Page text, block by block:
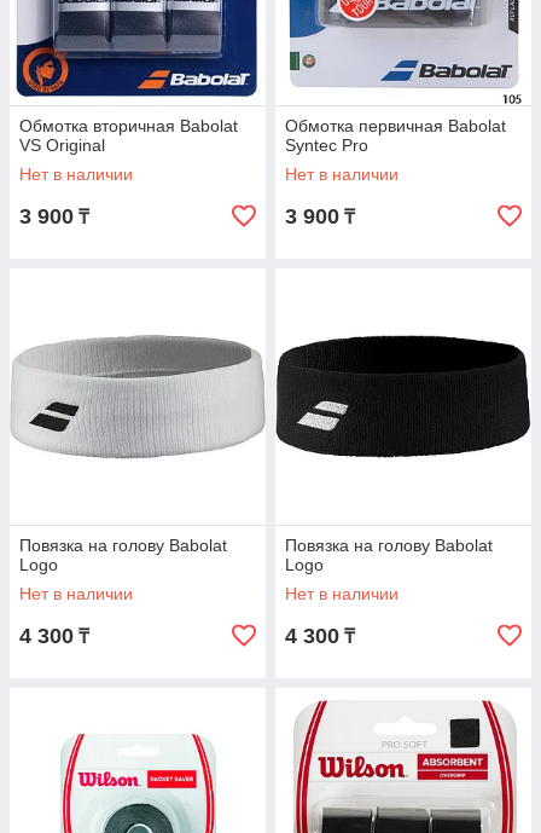
Обмотка вторичная Babolat
VS Original
Нет в наличии
3 900 ₸
Обмотка первичная Babolat
Syntec Pro
Нет в наличии
3 900 ₸
Повязка на голову Babolat
Logo
Нет в наличии
4 300 ₸
Повязка на голову Babolat
Logo
Нет в наличии
4 300 ₸